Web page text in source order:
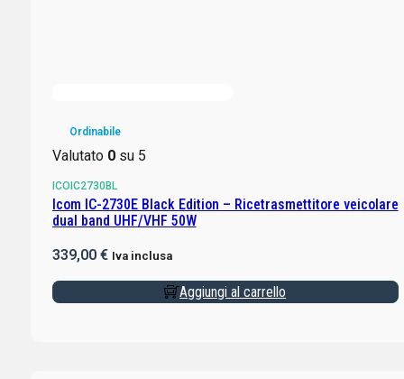
Ordinabile
Valutato 0su 5
ICOIC2730BL
Icom IC-2730E Black Edition – Ricetrasmettitore veicolare
dual band UHF/VHF 50W
339,00 € Iva inclusa
Aggiungi al carrello